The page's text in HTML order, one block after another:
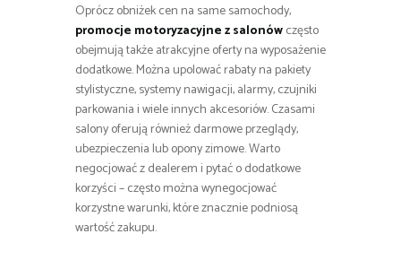
Oprócz obniżek cen na same samochody,
promocje motoryzacyjne z salonówczęsto
obejmują także atrakcyjne oferty na wyposażenie
dodatkowe. Można upolować rabaty na pakiety
stylistyczne, systemy nawigacji, alarmy, czujniki
parkowania i wiele innych akcesoriów. Czasami
salony oferują również darmowe przeglądy,
ubezpieczenia lub opony zimowe. Warto
negocjować z dealerem i pytać o dodatkowe
korzyści – często można wynegocjować
korzystne warunki, które znacznie podniosą
wartość zakupu.